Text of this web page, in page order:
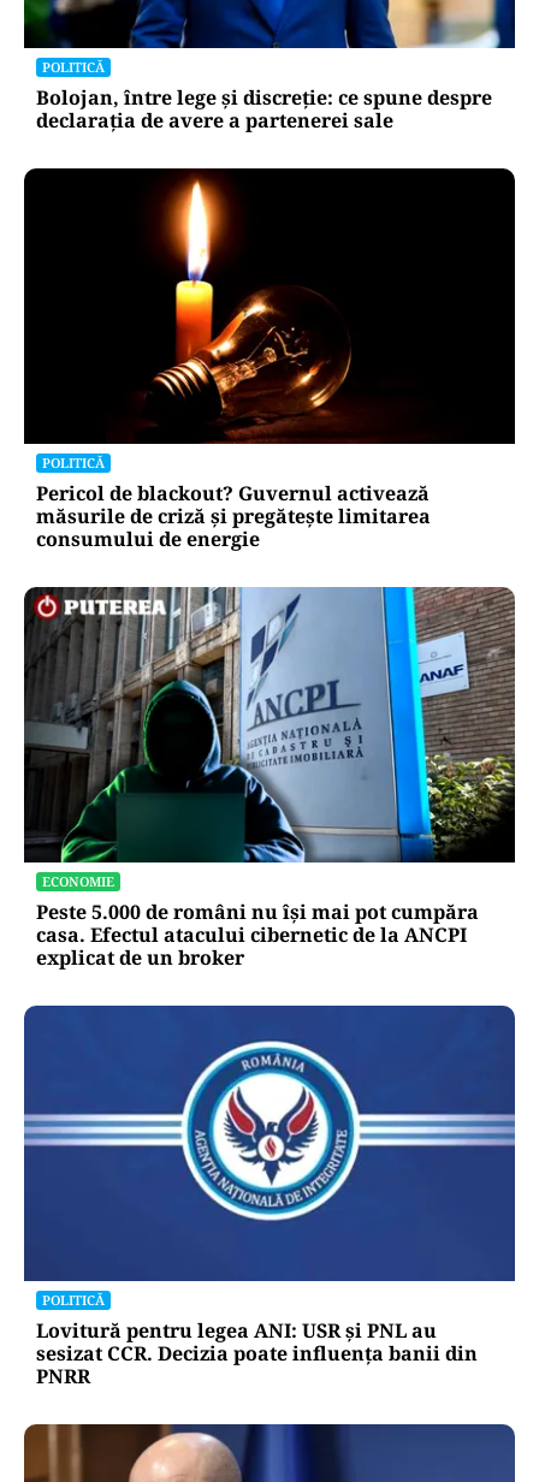
POLITICĂ
Bolojan, între lege și discreție: ce spune despre
declarația de avere a partenerei sale
POLITICĂ
Pericol de blackout? Guvernul activează
măsurile de criză și pregătește limitarea
consumului de energie
ECONOMIE
Peste 5.000 de români nu își mai pot cumpăra
casa. Efectul atacului cibernetic de la ANCPI
explicat de un broker
POLITICĂ
Lovitură pentru legea ANI: USR și PNL au
sesizat CCR. Decizia poate influența banii din
PNRR